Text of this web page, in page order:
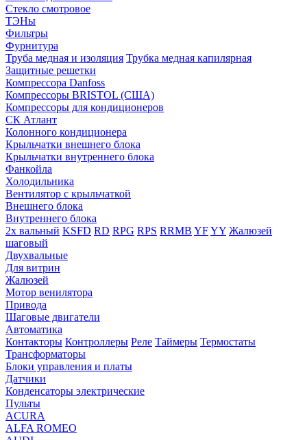
Стекло смотровое
ТЭНы
Фильтры
Фурнитура
Труба медная и изоляция Трубка медная капилярная
Защитные решетки
Компрессора Danfoss
Компрессоры BRISTOL (США)
Компрессоры для кондиционеров
СК Атлант
Колонного кондиционера
Крыльчатки внешнего блока
Крыльчатки внутреннего блока
Фанкойла
Холодильника
Вентилятор с крыльчаткой
Внешнего блока
Внутреннего блока
2х вальный KSFD RD RPG RPS RRMB YFYY Жалюзей
шаговый
Двухвальные
Для витрин
Жалюзей
Мотор венилятора
Привода
Шаговые двигатели
Автоматика
Контакторы Контроллеры Реле Таймеры Термостаты
Трансформаторы
Блоки управления и платы
Датчики
Конденсаторы электрические
Пульты
ACURA
ALFA ROMEO